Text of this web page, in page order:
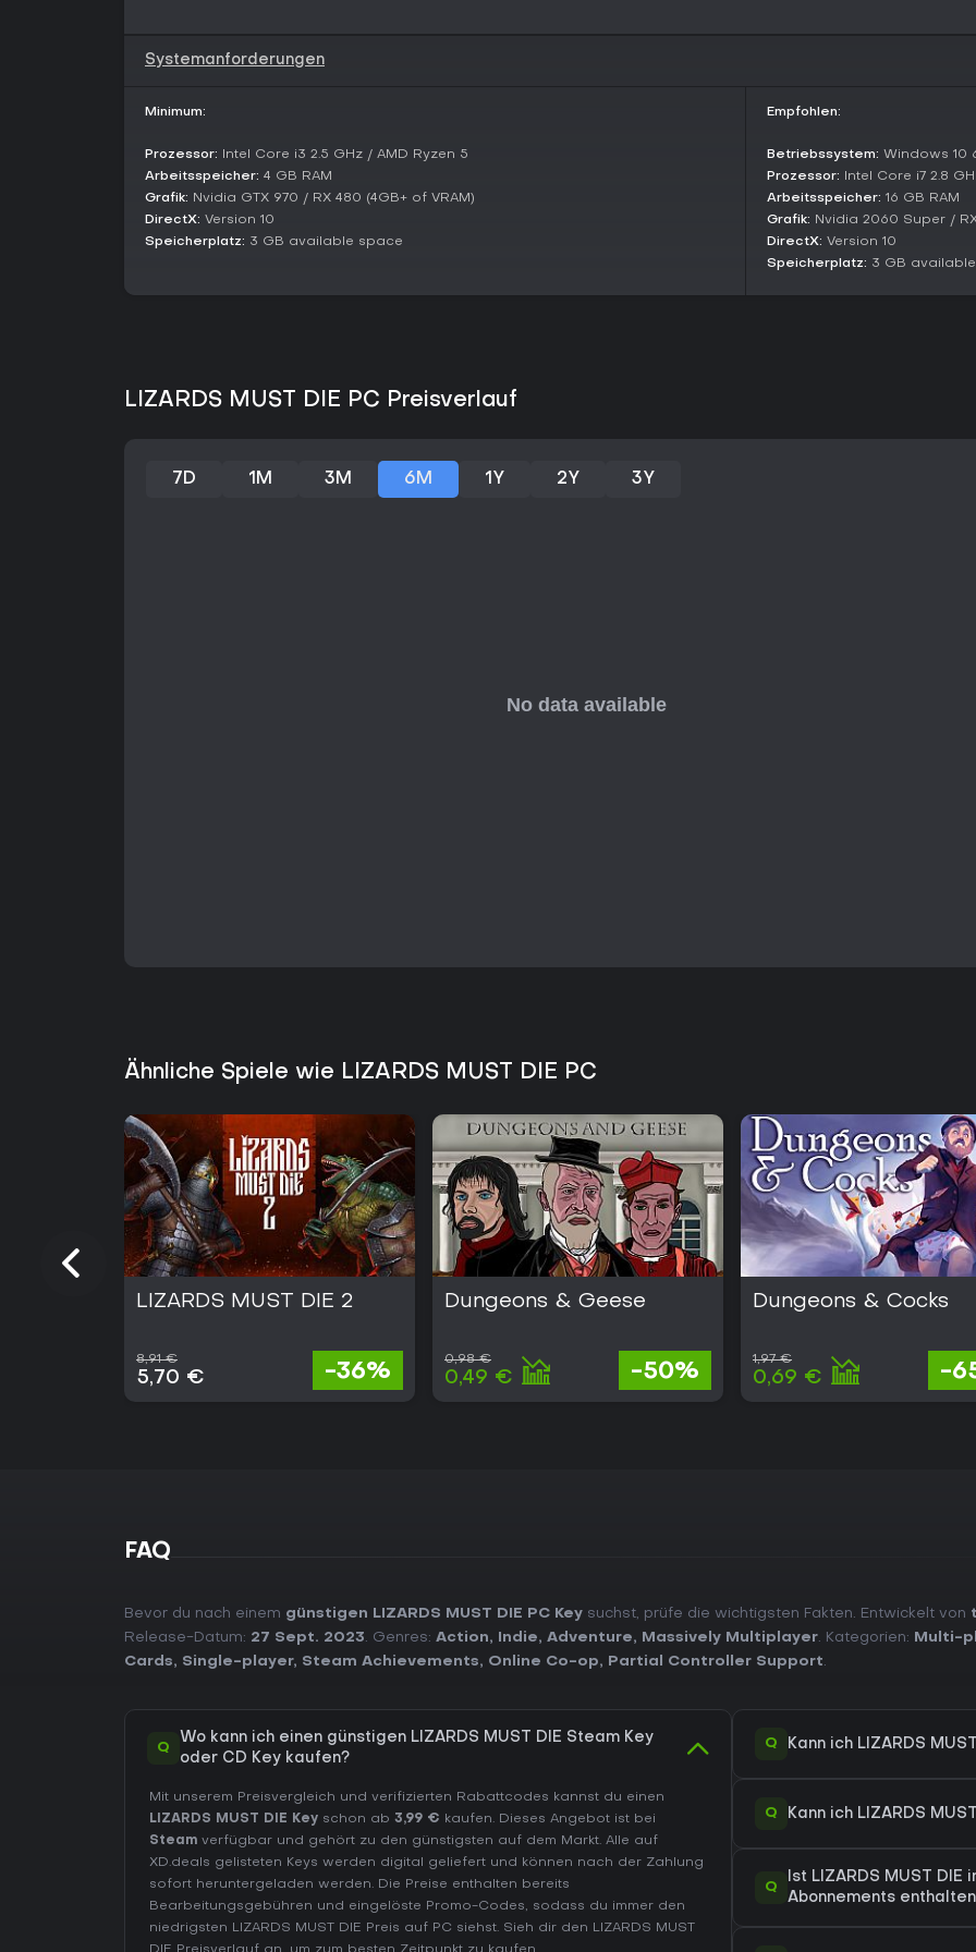
Gruppenangriffe. Der DLC-
Lohnt es sich?
Reviews mit hoher
and-Slash magst, bietet es
schnelle Sessions, wenngleich
Systemanforderungen
Minimum:
Prozessor: Intel Core i3 2.5 GHz / AMD Ryzen 5
Arbeitsspeicher: 4 GB RAM
Grafik: Nvidia GTX 970 / RX 480 (4GB+ of VRAM)
DirectX: Version 10
Speicherplatz: 3 GB available space
Empfohlen:
Betriebssystem: Windows 10
Prozessor: Intel Core i7 2.8
Arbeitsspeicher: 16 GB RAM
Grafik: Nvidia 2060 Super /
DirectX: Version 10
Speicherplatz: 3 GB
LIZARDS MUST DIE PC Preisverlauf
7D 1M 3M 6M 1Y 2Y 3Y
Ähnliche Spiele wie LIZARDS MUST DIE PC
LIZARDS MUST DIE 2
8,91 €
5,70 € -36%
Dungeons & Geese
0,98 €
0,49 € -50%
Dungeons & Cocks
1,97 €
0,69 € -
FAQ
Bevor du nach einem günstigen LIZARDS MUST DIE PC Key suchst, prüfe die wichtigsten Fakten. Entwickelt von
Release-Datum: 27 Sept. 2023. Genres: Action, Indie, Adventure, Massively Multiplayer. Kategorien: Multi-
Cards, Single-player, Steam Achievements, Online Co-op, Partial Controller Support.
Q
Wo kann ich einen günstigen LIZARDS MUST DIE Steam Key
oder CD Key kaufen?
Mit unserem Preisvergleich und verifizierten Rabattcodes kannst du einen
LIZARDS MUST DIE Key schon ab 3,99 € kaufen. Dieses Angebot ist bei
Steam verfügbar und gehört zu den günstigsten auf dem Markt. Alle auf
XD.deals gelisteten Keys werden digital geliefert und können nach der Zahlung
sofort heruntergeladen werden. Die Preise enthalten bereits
Bearbeitungsgebühren und eingelöste Promo-Codes, sodass du immer den
niedrigsten LIZARDS MUST DIE Preis auf PC siehst. Sieh dir den LIZARDS MUST
Q Kann ich LIZARDS
Q Kann ich LIZARDS
Q
Ist LIZARDS MUST
Abonnements